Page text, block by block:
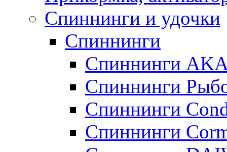
Спиннинги и удочки
Спиннинги
Спиннинги
Спиннинги
Спиннинги
Спиннинги